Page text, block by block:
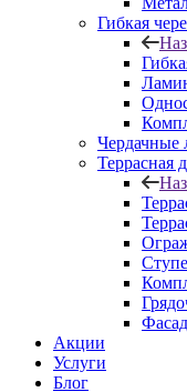
Гибкая
Чердачные
Террасная
Акции
Услуги
Блог